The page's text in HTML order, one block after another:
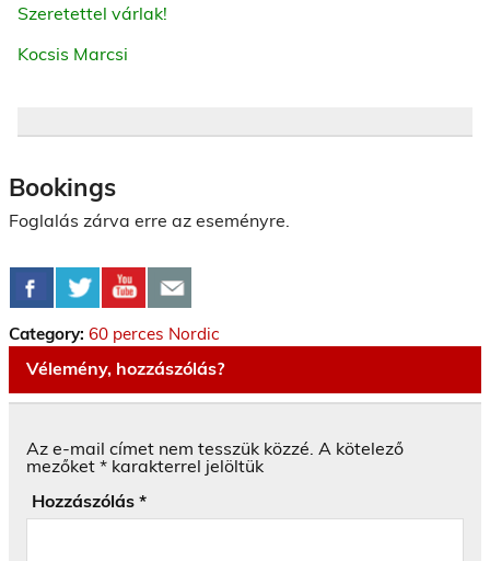
Szeretettel várlak!
Kocsis Marcsi
Bookings
Foglalás zárva erre az eseményre.
Category: 60 perces Nordic
Vélemény, hozzászólás?
Az e-mail címet nem tesszük közzé. A kötelező
mezőket * karakterrel jelöltük
Hozzászólás *